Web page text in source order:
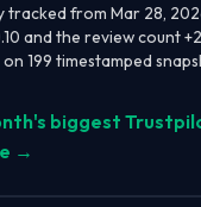
tracked from Mar 28,
and the review count
199 timestamped
biggest
→